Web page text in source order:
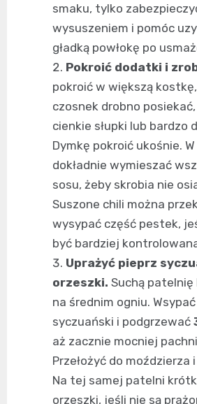
smaku, tylko
wysuszeniem i pomóc
gładką powłokę po
Pokroić dodatki i
pokroić w większą
czosnek drobno
cienkie słupki lub bardzo
Dymkę pokroić ukośnie.
dokładnie wymieszać
sosu, żeby skrobia nie
Suszone chili można
wysypać część pestek,
być bardziej
Uprażyć pieprz
orzeszki. Suchą
na średnim ogniu.
syczuański i podgrzewać
aż zacznie mocniej
Przełożyć do moździerza
Na tej samej patelni
orzeszki, jeśli nie są